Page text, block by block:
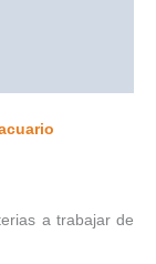
a trabajar de